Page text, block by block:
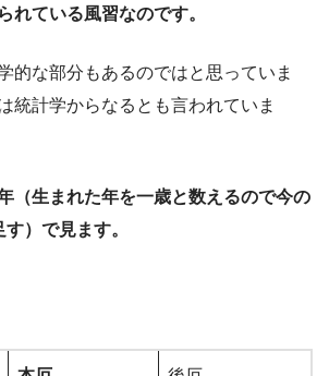
れている風習なのです。
的な部分もあるのではと思っていま
統計学からなるとも言われていま
（生まれた年を一歳と数えるので今の
）で見ます。